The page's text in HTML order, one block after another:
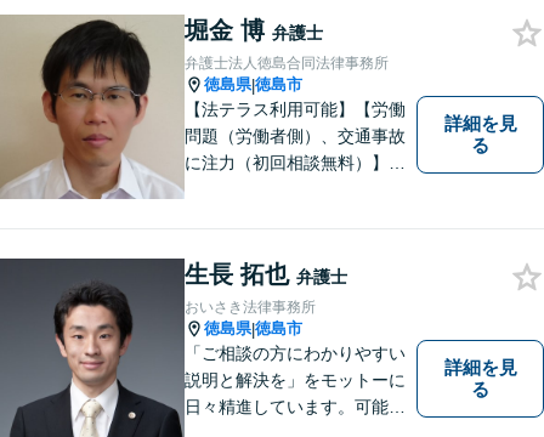
堀金 博 弁護士
弁護士法人徳島合同法律事務所
徳島県|徳島市
【法テラス利用可能】【労働
問題（労働者側）、交通事故
に注力（初回相談無料）】市
務整理など）を中心に、社会
的事件にも対応いたします。
お気軽にご相談ください。
詳細を見
る
生長 拓也 弁護士
おいさき法律事務所
徳島県|徳島市
「ご相談の方にわかりやすい
説明と解決を」をモットーに
日々精進しています。可能な
詳細を見
る